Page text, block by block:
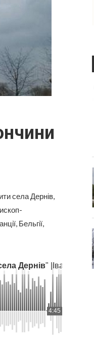
села Дернів,
Бельгії,
4:45
Дернів" | Іван